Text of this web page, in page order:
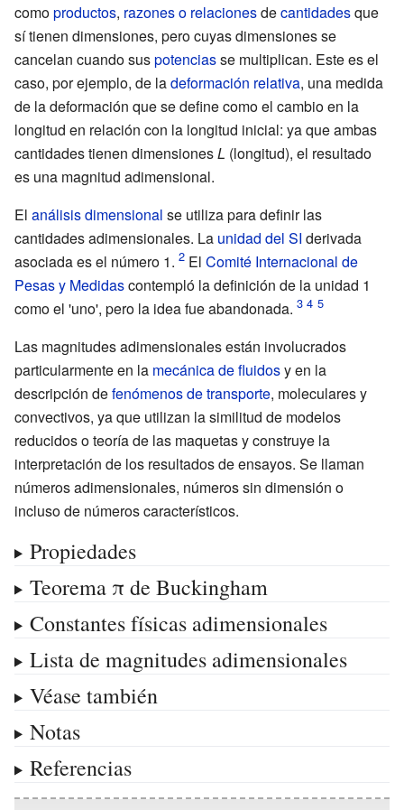
comoproductos, razones o relacionesdecantidadesque
sí tienen dimensiones, pero cuyas dimensiones se
cancelan cuando suspotenciasse multiplican. Este es el
caso, por ejemplo, de ladeformación relativa, una medida
de la deformación que se define como el cambio en la
longitud en relación con la longitud inicial: ya que ambas
cantidades tienen dimensionesL (longitud), el resultado
es una magnitud adimensional.
El análisis dimensional se utiliza para definir las
cantidades adimensionales. La unidad del SI derivada
asociada es el número 1.
ElComité Internacional de
Pesas y Medidascontempló la definición de la unidad 1
como el 'uno', pero la idea fue abandonada.
Las magnitudes adimensionales están involucrados
particularmente en la mecánica de fluidosy en la
descripción defenómenos de transporte, moleculares y
convectivos, ya que utilizan la similitud de modelos
reducidos o teoría de las maquetas y construye la
interpretación de los resultados de ensayos. Se llaman
números adimensionales, números sin dimensión o
incluso de números característicos.
Propiedades
Teorema π de Buckingham
Constantes físicas adimensionales
Lista de magnitudes adimensionales
Véase también
Notas
Referencias